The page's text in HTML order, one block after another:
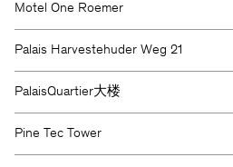
Motel One Roemer
Palais Harvestehuder Weg 21
PalaisQuartier大楼
Pine Tec Tower